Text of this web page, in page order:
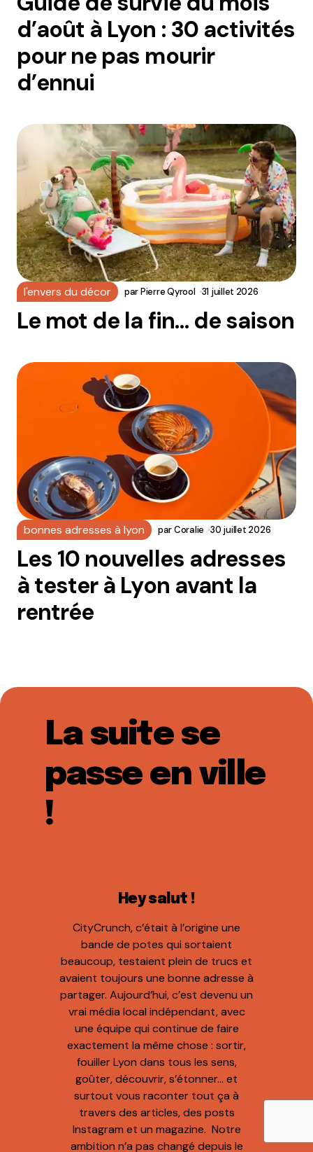
d’août à Lyon : 30 activités
pour ne pas mourir
d’ennui
l'envers du décor parPierre Qyrool 31 juillet 2026
Le mot de la fin… de saison
bonnes adresses à lyon parCoralie 30 juillet 2026
Les 10 nouvelles adresses
à tester à Lyon avant la
rentrée
La suite se
passe en ville
!
Hey salut !
CityCrunch, c’était à l’origine une
bande de potes qui sortaient
beaucoup, testaient plein de trucs et
avaient toujours une bonne adresse à
partager. Aujourd’hui, c’est devenu un
vrai média local indépendant, avec
une équipe qui continue de faire
exactement la même chose : sortir,
fouiller Lyon dans tous les sens,
goûter, découvrir, s’étonner… et
surtout vous raconter tout ça à
travers des articles, des posts
Instagram et un magazine. Notre
ambition n’a pas changé depuis le